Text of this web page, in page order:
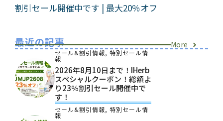
割引セール開催中です | 最大20％オフ
最近の記事 More
セール&割引情報, 特別セール情
報
2026年8月10日まで！iHerb
スペシャルクーポン！総額よ
り23％割引セール開催中で
す！
セール&割引情報, 特別セール情
報